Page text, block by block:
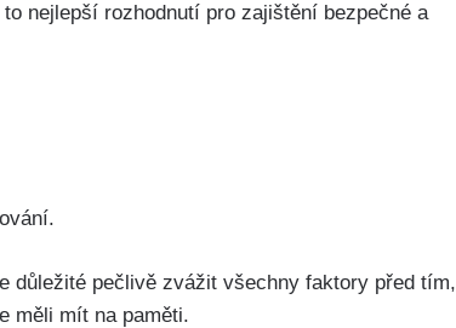
nejlepší rozhodnutí pro zajištění bezpečné a
důležité pečlivě zvážit všechny faktory před tím,
měli mít na paměti.